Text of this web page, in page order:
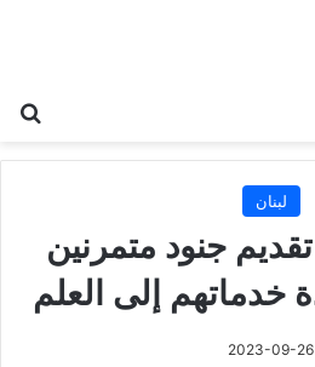
لبنان
جنود متمرنين
خدماتهم إلى العلم
2023-09-26